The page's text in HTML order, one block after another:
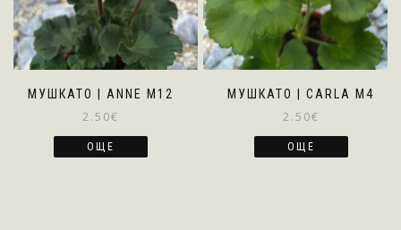
МУШКАТО | ANNE M12
2.50€
ОЩЕ
МУШКАТО | CARLA M4
2.50€
ОЩЕ